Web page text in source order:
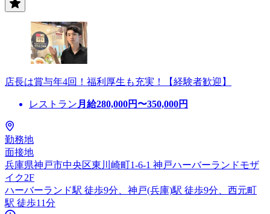
店長は賞与年4回！福利厚生も充実！【経験者歓迎】
レストラン 月給280,000円〜350,000円
勤務地
面接地
兵庫県神戸市中央区東川崎町1-6-1 神戸ハーバーランドモザ
イク2F
ハーバーランド駅 徒歩9分、神戸(兵庫)駅 徒歩9分、西元町
駅 徒歩11分